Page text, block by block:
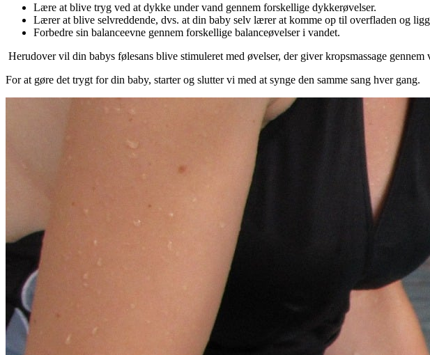
Lære at blive tryg ved at dykke under vand gennem forskellige dykkerøvelser.
Lærer at blive selvreddende, dvs. at din baby selv lærer at komme op til overfladen og
Forbedre sin balanceevne gennem forskellige balanceøvelser i vandet.
Herudover vil din babys følesans blive stimuleret med øvelser, der giver kropsmassage
For at gøre det trygt for din baby, starter og slutter vi med at synge den samme sang hver gang.